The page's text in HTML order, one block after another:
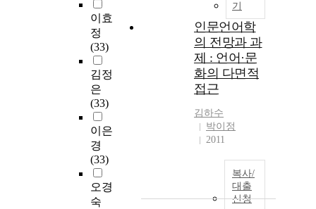
이효
정
(33)
김정
은
(33)
이은
경
(33)
오경
숙
기
인문언어학
의 전망과 과
제 : 언어·문
화의 다면적
접근
김하수
박이정
2011
복사/
대출
신청